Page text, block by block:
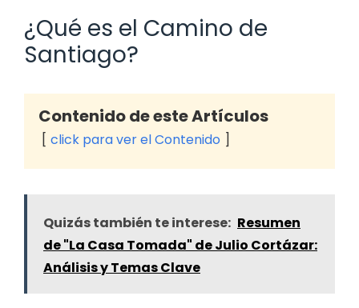
¿Qué es el Camino de
Santiago?
Contenido de este Artículos
click para ver el Contenido
Quizás también te interese: Resumen
de "La Casa Tomada" de Julio Cortázar:
Análisis y Temas Clave